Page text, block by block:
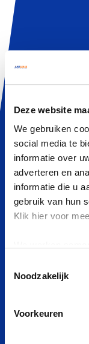
Deze website
We gebruiken
social media te
informatie over
adverteren en
informatie die u
gebruik van hun
Klik hier voor
Noodzakelijk
Voorkeuren